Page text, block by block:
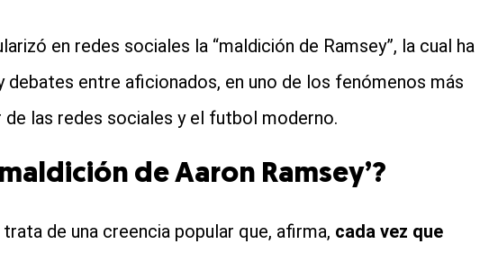
en redes sociales la “maldición de Ramsey”, la cual ha
debates entre aficionados, en uno de los fenómenos más
las redes sociales y el futbol moderno.
de Aaron Ramsey’?
trata de una creencia popular que, afirma, cada vez que